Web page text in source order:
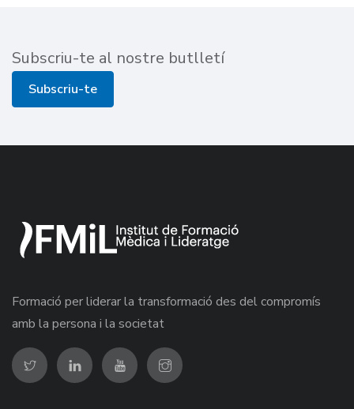
Subscriu-te al nostre butlletí
Subscriu-te
Formació per liderar la transformació des del compromís
amb la persona i la societat